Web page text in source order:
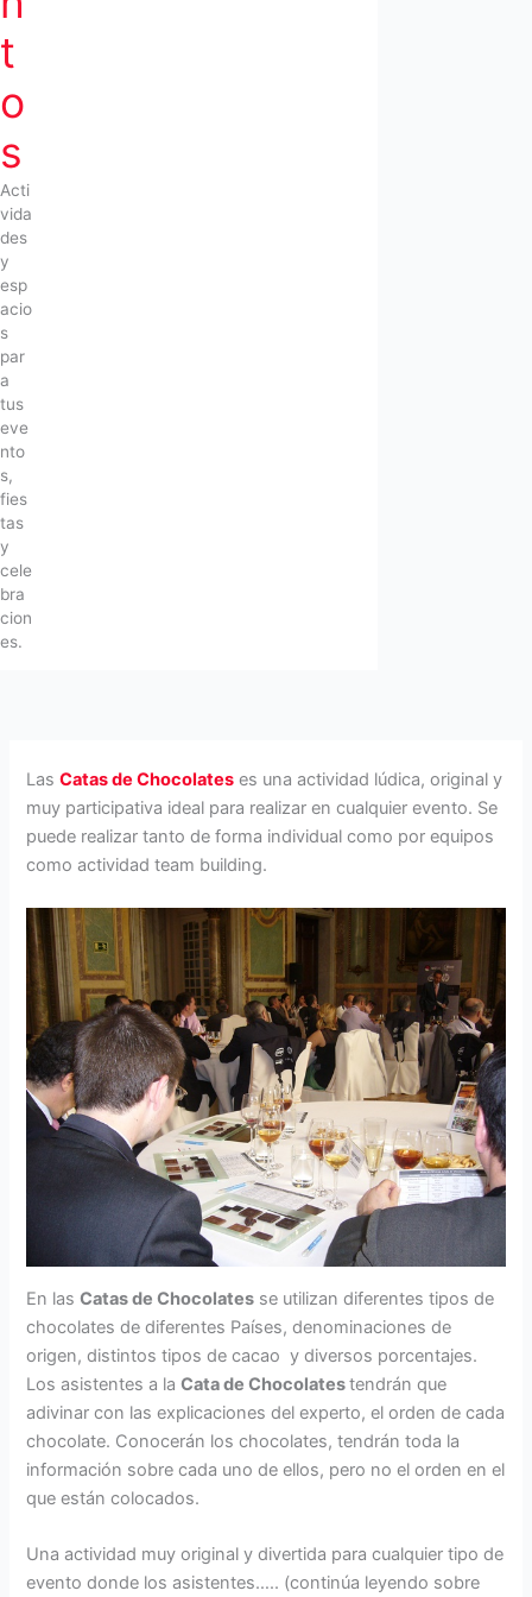
t
o
s
Acti
vida
des
y
esp
acio
s
par
a
tus
eve
nto
s,
fies
tas
y
cele
bra
cion
es.
LasCatas de Chocolates es una actividad lúdica, original y
muy participativa ideal para realizar en cualquier evento. Se
puede realizar tanto de forma individual como por equipos
como actividad team building.
En lasCatas de Chocolates se utilizan diferentes tipos de
chocolates de diferentes Países, denominaciones de
origen, distintos tipos de cacao y diversos porcentajes.
Los asistentes a laCata de Chocolatestendrán que
adivinar con las explicaciones del experto, el orden de cada
chocolate. Conocerán los chocolates, tendrán toda la
información sobre cada uno de ellos, pero no el orden en el
que están colocados.
Una actividad muy original y divertida para cualquier tipo de
evento donde los asistentes….. (continúa leyendo sobre